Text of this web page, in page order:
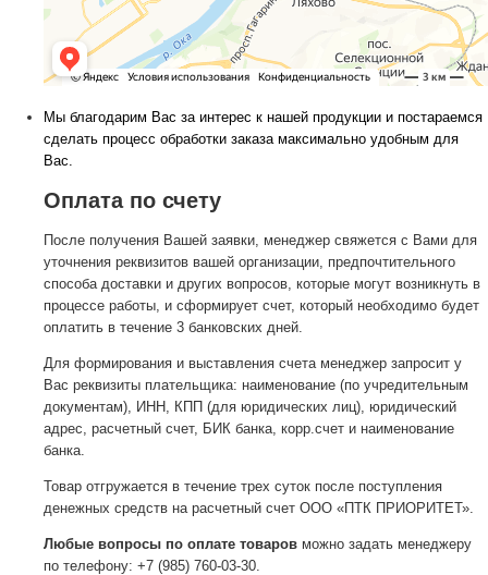
Мы благодарим Вас за интерес к нашей продукции и постараемся
сделать процесс обработки заказа максимально удобным для
Вас.
Оплата по счету
После получения Вашей заявки, менеджер свяжется с Вами для
уточнения реквизитов вашей организации, предпочтительного
способа доставки и других вопросов, которые могут возникнуть в
процессе работы, и сформирует счет, который необходимо будет
оплатить в течение 3 банковских дней.
Для формирования и выставления счета менеджер запросит у
Вас реквизиты плательщика: наименование (по учредительным
документам), ИНН, КПП (для юридических лиц), юридический
адрес, расчетный счет, БИК банка, корр.счет и наименование
банка.
Товар отгружается в течение трех суток после поступления
денежных средств на расчетный счет ООО «ПТК ПРИОРИТЕТ».
Любые вопросы по оплате товаров можно задать менеджеру
по телефону: +7 (985) 760-03-30.